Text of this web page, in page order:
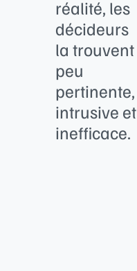
réalité, les
décideurs
la trouvent
peu
pertinente,
intrusive et
inefficace.